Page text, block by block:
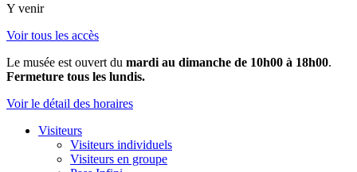
Y venir
Voir tous les accès
Le musée est ouvert du mardi au dimanche de 10h00 à 18h00.
Fermeture tous les lundis.
Voir le détail des horaires
Visiteurs
Visiteurs individuels
Visiteurs en groupe